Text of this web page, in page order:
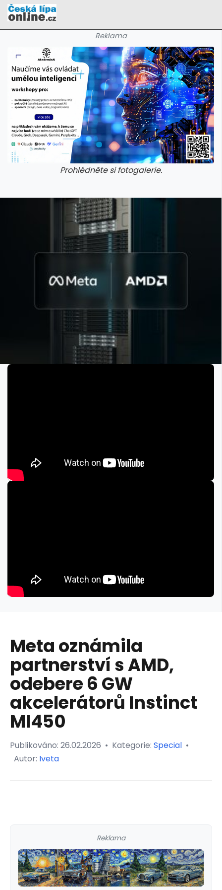
Reklama
Prohlédněte si fotogalerie.
Meta oznámila
partnerství s AMD,
odebere 6 GW
akcelerátorů Instinct
MI450
Publikováno: 26.02.2026 • Kategorie: Special •
Autor: Iveta
Reklama